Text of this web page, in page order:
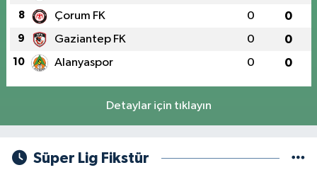
8 Çorum FK 0 0
9 Gaziantep FK 0 0
10 Alanyaspor 0 0
Detaylar için tıklayın
Süper Lig Fikstür